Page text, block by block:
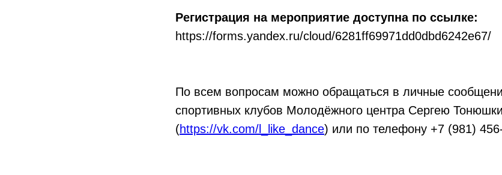
Регистрация на мероприятие доступна по ссылке:
https://forms.yandex.ru/cloud/6281ff69971dd0dbd6242e67/
По всем вопросам можно обращаться в личные
спортивных клубов Молодёжного центра Сергею
(https://vk.com/l_like_dance) или по телефону +7 (981)